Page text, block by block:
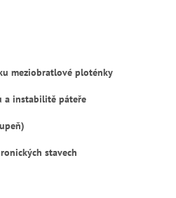
meziobratlové ploténky
a instabilitě páteře
stavech